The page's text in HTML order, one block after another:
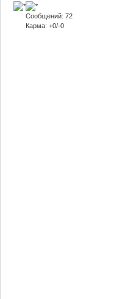
Сообщений: 72
Карма: +0/-0